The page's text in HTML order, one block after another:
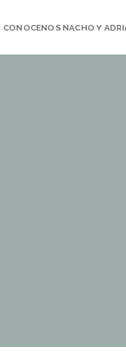
CONOCENOS NACHO Y